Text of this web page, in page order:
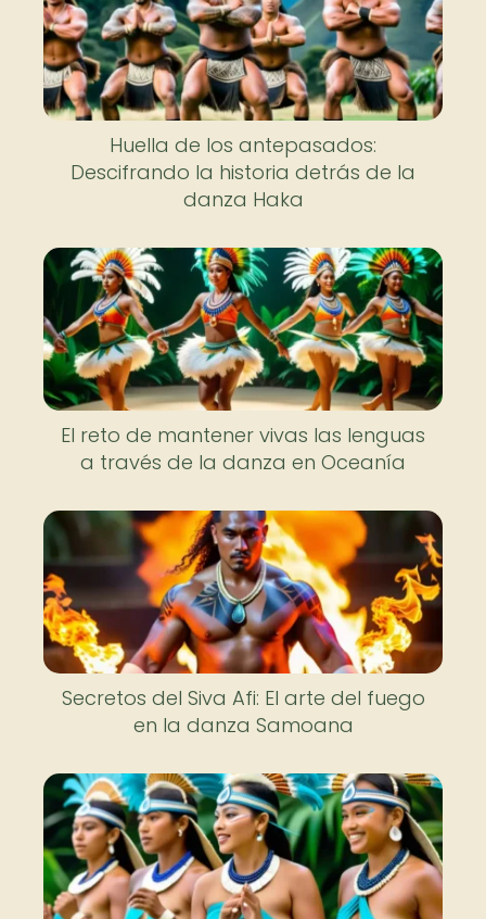
Huella de los antepasados:
Descifrando la historia detrás de la
danza Haka
El reto de mantener vivas las lenguas
a través de la danza en Oceanía
Secretos del Siva Afi: El arte del fuego
en la danza Samoana